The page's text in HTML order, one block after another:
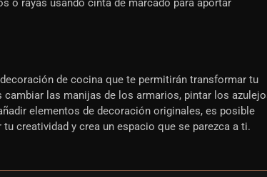
o rayas usando cinta de marcado para aportar
de cocina que te permitirán transformar tu
las manijas de los armarios, pintar los
elementos de decoración originales, es posible
creatividad y crea un espacio que se parezca a ti.